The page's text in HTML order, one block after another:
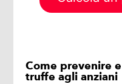
Come prevenire
truffe agli anziani